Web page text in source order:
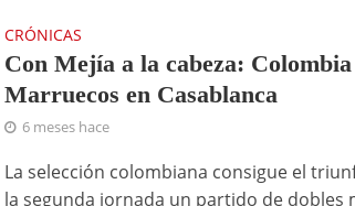
CRÓNICAS
Con Mejía a la cabeza:
Marruecos en Casablanca
6 meses hace
La selección colombiana consigue el
la segunda jornada un partido de dobles